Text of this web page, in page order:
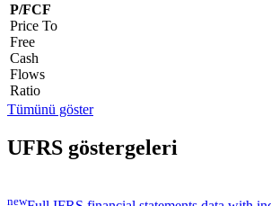
P/FCF
Price To
Free
Cash
Flows
Ratio
Tümünü göster
UFRS göstergeleri
new